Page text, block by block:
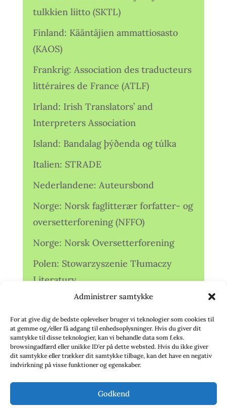
Administrer samtykke
For at give dig de bedste oplevelser bruger vi teknologier som cookies til
at gemme og/eller få adgang til enhedsoplysninger. Hvis du giver dit
samtykke til disse teknologier, kan vi behandle data som f.eks.
browsingadfærd eller unikke ID'er på dette websted. Hvis du ikke giver
dit samtykke eller trækker dit samtykke tilbage, kan det have en negativ
indvirkning på visse funktioner og egenskaber.
Godkend
tulkkien liitto (SKTL)
Finland: Kääntäjien ammattiosasto
(KAOS)
Frankrig: Association des traducteurs
littéraires de France (ATLF)
Irland: Irish Translators’ and
Interpreters Association
Island: Bandalag þýðenda og túlka
Italien: STRADE
Nederlandene: Auteursbond
Norge: Norsk faglitterær forfatter- og
oversetterforening (NFFO)
Norge: Norsk Oversetterforening
Polen: Stowarzyszenie Tłumaczy
Literatury
Storbritannien: Translators
Association (TA)
Sverige: Översättarsektionen (Ö.)
Sverige: Översättarcentrum (ÖC)
deutschsprachiger Übersetzer (VdÜ)